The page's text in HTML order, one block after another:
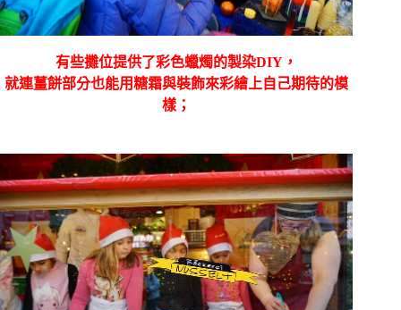
有些攤位提供了彩色蠟燭的製染DIY，
就連薑餅部分也能用糖霜與裝飾來彩繪上自己期待的模
樣；